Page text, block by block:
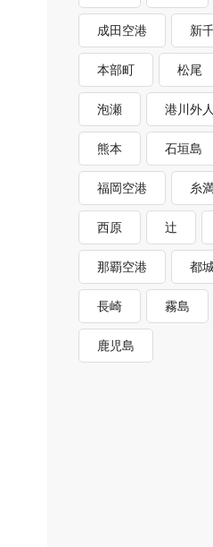
成田空港 新
本部町 松尾
泡瀬 港川外
熊本 石垣島
福岡空港 糸
西原 辻
那覇空港 都
長崎 霧島
鹿児島